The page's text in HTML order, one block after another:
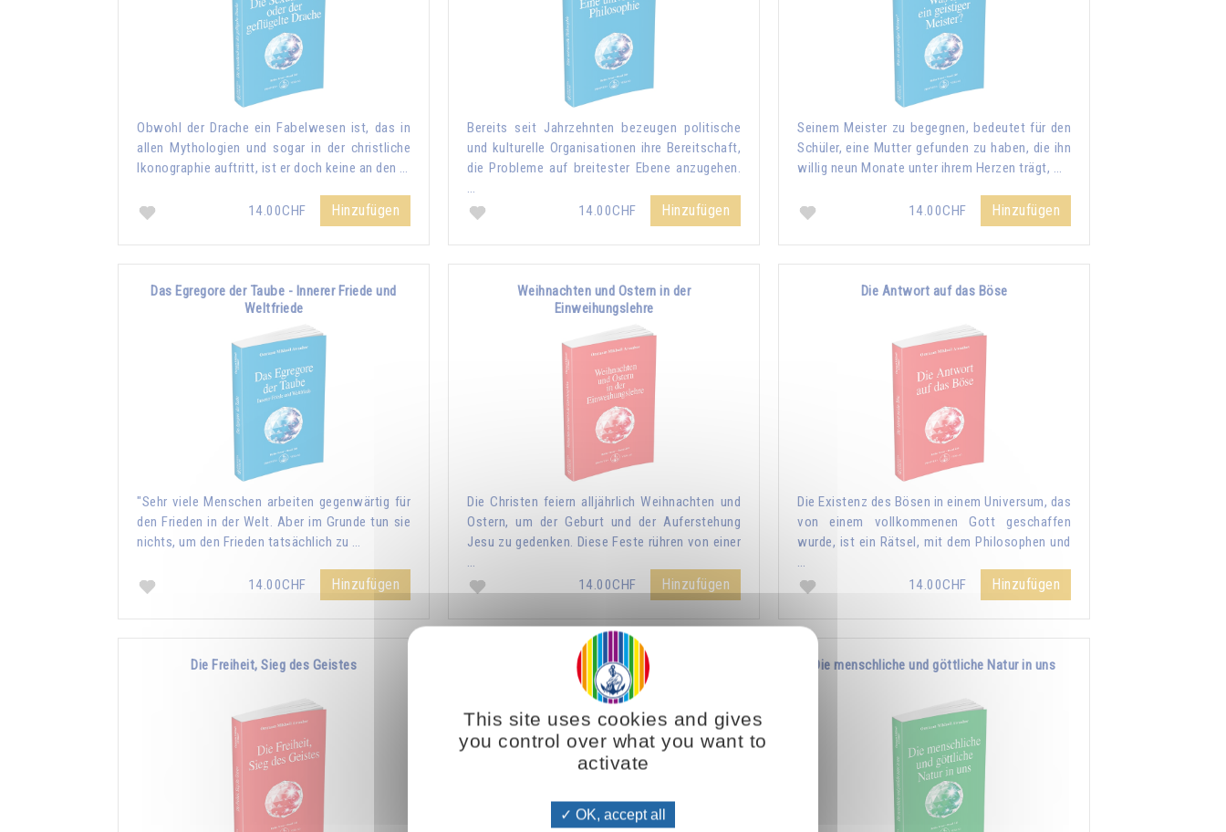
Obwohl der Drache ein Fabelwesen ist, das in
allen Mythologien und sogar in der christliche
Ikonographie auftritt, ist er doch keine an den …
14.00CHF Hinzufügen
Bereits seit Jahrzehnten bezeugen politische
und kulturelle Organisationen ihre Bereitschaft,
die Probleme auf breitester Ebene anzugehen.
…
14.00CHF
Hinzufügen
Seinem Meister zu begegnen, bedeutet für den
Schüler, eine Mutter gefunden zu haben, die ihn
willig neun Monate unter ihrem Herzen trägt, …
14.00CHF Hinzufügen
Das Egregore der Taube - Innerer Friede und
Weltfriede
"Sehr viele Menschen arbeiten gegenwärtig für
den Frieden in der Welt. Aber im Grunde tun sie
nichts, um den Frieden tatsächlich zu …
14.00CHF Hinzufügen
Weihnachten und Ostern in der
Einweihungslehre
Die Christen feiern alljährlich Weihnachten und
Ostern, um der Geburt und der Auferstehung
Jesu zu gedenken. Diese Feste rühren von einer
…
14.00CHF
Hinzufügen
Die Antwort auf das Böse
Die Existenz des Bösen in einem Universum, das
von einem vollkommenen Gott geschaffen
wurde, ist ein Rätsel, mit dem Philosophen und
…
14.00CHF
Hinzufügen
Die Freiheit, Sieg des Geistes Das Licht, lebendiger Geist Die menschliche und göttliche Natur in uns
This site uses cookies and gives
you control over what you want to
activate
OK, accept all